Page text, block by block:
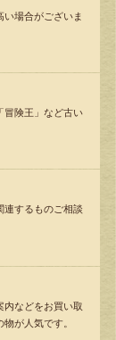
い場合がございま
冒険王」など古い
連するものご相談
内などをお買い取
が人気です。